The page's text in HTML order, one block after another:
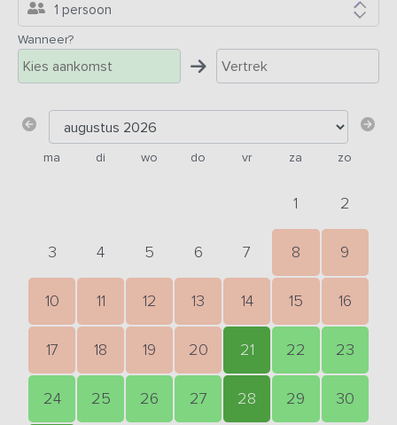
1 persoon
Wanneer?
ma di wo do vr za zo
1 2
3 4 5 6 7 8 9
10 11 12 13 14 15 16
17 18 19 20 21 22 23
24 25 26 27 28 29 30